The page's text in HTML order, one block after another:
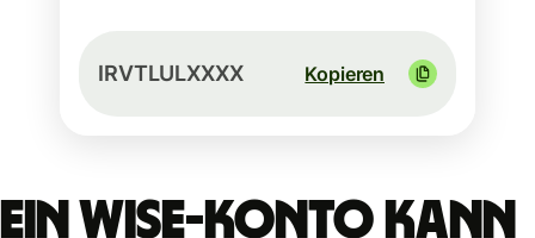
IRVTLULXXXX Kopieren
Ein Wise-Konto kann